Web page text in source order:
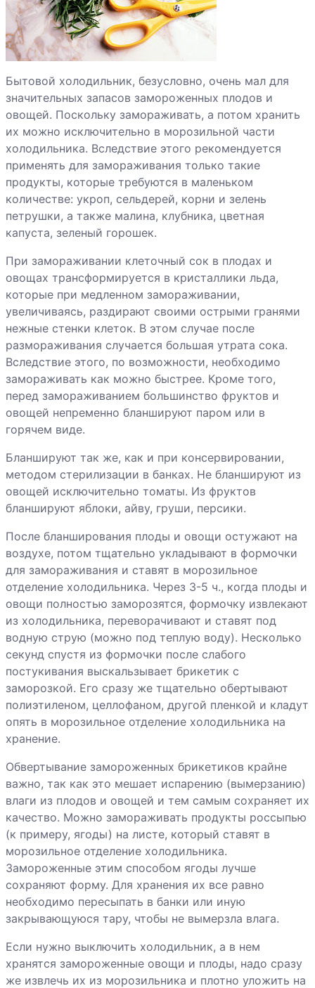
Пряности:
перец
Стручковый
Сушка
Цукаты
Цветы в меню
Варенье
Выбираем
духовой шкаф
Замораживание
Желе
Бытовой холодильник, безусловно, очень мал для
значительных запасов замороженных плодов и
овощей. Поскольку замораживать, а потом хранить
их можно исключительно в морозильной части
холодильника. Вследствие этого рекомендуется
применять для замораживания только такие
продукты, которые требуются в маленьком
количестве: укроп, сельдерей, корни и зелень
петрушки, а также малина, клубника, цветная
капуста, зеленый горошек.
При замораживании клеточный сок в плодах и
овощах трансформируется в кристаллики льда,
которые при медленном замораживании,
увеличиваясь, раздирают своими острыми гранями
нежные стенки клеток. В этом случае после
размораживания случается большая утрата сока.
Вследствие этого, по возможности, необходимо
замораживать как можно быстрее. Кроме того,
перед замораживанием большинство фруктов и
овощей непременно бланшируют паром или в
горячем виде.
Бланшируют так же, как и при консервировании,
методом стерилизации в банках. Не бланшируют из
овощей исключительно томаты. Из фруктов
бланшируют яблоки, айву, груши, персики.
После бланширования плоды и овощи остужают на
воздухе, потом тщательно укладывают в формочки
для замораживания и ставят в морозильное
отделение холодильника. Через 3-5 ч., когда плоды и
овощи полностью заморозятся, формочку извлекают
из холодильника, переворачивают и ставят под
водную струю (можно под теплую воду). Несколько
секунд спустя из формочки после слабого
постукивания выскальзывает брикетик с
заморозкой. Его сразу же тщательно обертывают
полиэтиленом, целлофаном, другой пленкой и кладут
опять в морозильное отделение холодильника на
хранение.
Обвертывание замороженных брикетиков крайне
важно, так как это мешает испарению (вымерзанию)
влаги из плодов и овощей и тем самым сохраняет их
качество. Можно замораживать продукты россыпью
(к примеру, ягоды) на листе, который ставят в
морозильное отделение холодильника.
Замороженные этим способом ягоды лучше
сохраняют форму. Для хранения их все равно
необходимо пересыпать в банки или иную
закрывающуюся тару, чтобы не вымерзла влага.
Если нужно выключить холодильник, а в нем
хранятся замороженные овощи и плоды, надо сразу
же извлечь их из морозильника и плотно уложить на